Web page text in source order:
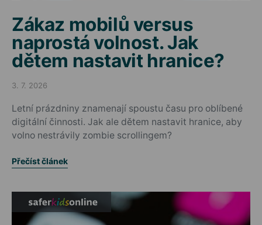
Zákaz mobilů versus
naprostá volnost. Jak
dětem nastavit hranice?
Posted on
3. 7. 2026
Letní prázdniny znamenají spoustu času pro oblíbené
digitální činnosti. Jak ale dětem nastavit hranice, aby
volno nestrávily zombie scrollingem?
Přečíst článek